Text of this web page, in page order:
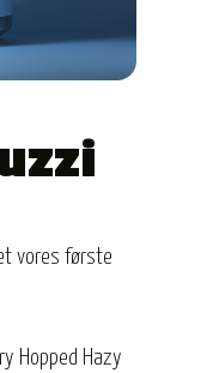
vores første
Hopped Hazy